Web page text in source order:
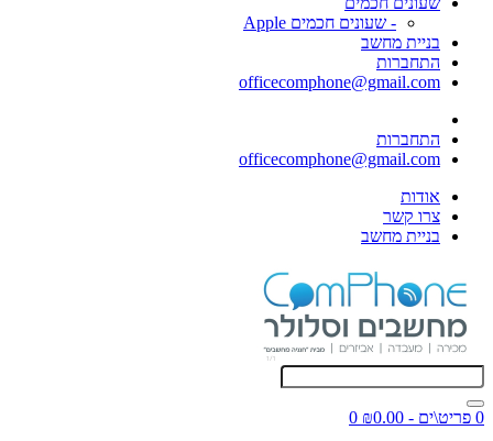
- שעונים חכמים Apple
בניית מחשב
התחברות
officecomphone@gmail.com
התחברות
officecomphone@gmail.com
אודות
צרו קשר
בניית מחשב
0 פריט\ים - ₪0.00
0